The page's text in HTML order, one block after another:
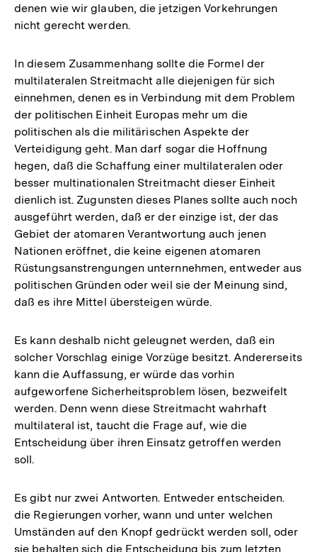
denen wie wir glauben, die jetzigen Vorkehrungen
nicht gerecht werden.
In diesem Zusammenhang sollte die Formel der
multilateralen Streitmacht alle diejenigen für sich
einnehmen, denen es in Verbindung mit dem Problem
der politischen Einheit Europas mehr um die
politischen als die militärischen Aspekte der
Verteidigung geht. Man darf sogar die Hoffnung
hegen, daß die Schaffung einer multilateralen oder
besser multinationalen Streitmacht dieser Einheit
dienlich ist. Zugunsten dieses Planes sollte auch noch
ausgeführt werden, daß er der einzige ist, der das
Gebiet der atomaren Verantwortung auch jenen
Nationen eröffnet, die keine eigenen atomaren
Rüstungsanstrengungen unternnehmen, entweder aus
politischen Gründen oder weil sie der Meinung sind,
daß es ihre Mittel übersteigen würde.
Es kann deshalb nicht geleugnet werden, daß ein
solcher Vorschlag einige Vorzüge besitzt. Andererseits
kann die Auffassung, er würde das vorhin
aufgeworfene Sicherheitsproblem lösen, bezweifelt
werden. Denn wenn diese Streitmacht wahrhaft
multilateral ist, taucht die Frage auf, wie die
Entscheidung über ihren Einsatz getroffen werden
soll.
Es gibt nur zwei Antworten. Entweder entscheiden.
die Regierungen vorher, wann und unter welchen
Umständen auf den Knopf gedrückt werden soll, oder
sie behalten sich die Entscheidung bis zum letzten